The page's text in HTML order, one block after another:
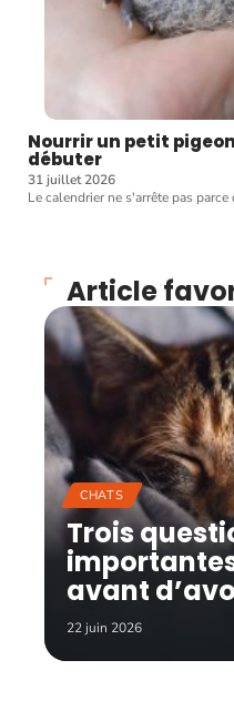
Nourrir un petit
débuter
31 juillet 2026
Le calendrier ne s'arrête pas
Article
CHATS
Trois
avant
22 juin 2026